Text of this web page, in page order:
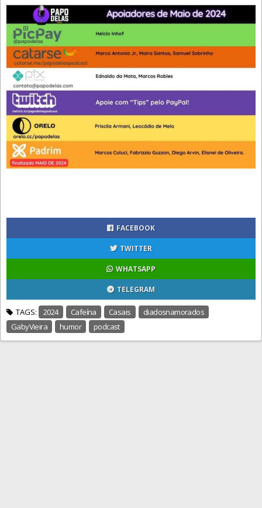
FACEBOOK
TWITTER
WHATSAPP
TELEGRAM
TAGS: 2024 Cafeína Casais
diadosnamorados
GabyVieira
humor podcast